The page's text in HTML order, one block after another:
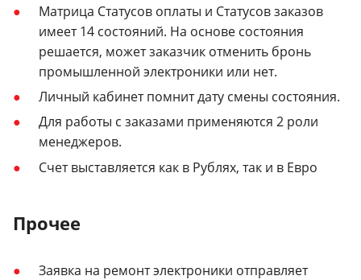
Матрица Статусов оплаты и Статусов заказов
имеет 14 состояний. На основе состояния
решается, может заказчик отменить бронь
промышленной электроники или нет.
Личный кабинет помнит дату смены состояния.
Для работы с заказами применяются 2 роли
менеджеров.
Счет выставляется как в Рублях, так и в Евро
Прочее
Заявка на ремонт электроники отправляет